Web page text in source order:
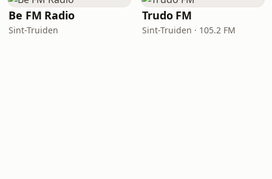
Be FM Radio
Sint-Truiden
Trudo FM
Sint-Truiden · 105.2 FM